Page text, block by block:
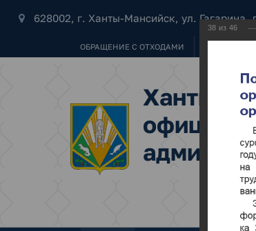
628002, г. Ханты-Мансийск, ул. Гагарина,
ОБРАЩЕНИЕ С ОТХОДАМИ
Ханты-
38 из 46